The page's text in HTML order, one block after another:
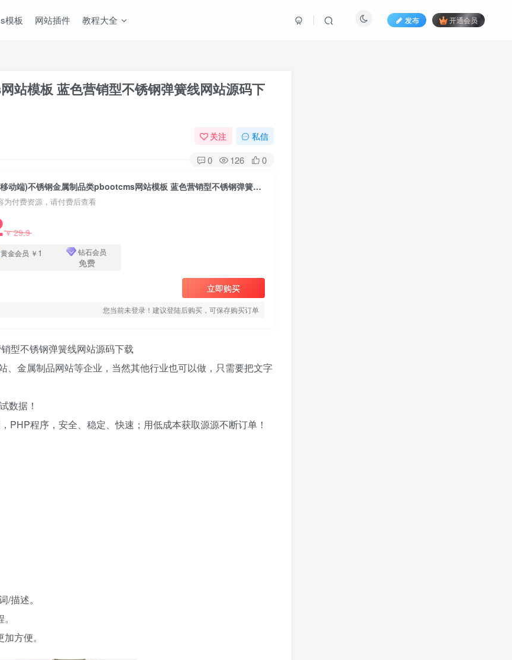
模板 网站插件 教程大全 发布 开通会员
站模板 蓝色营销型不锈钢弹簧线网站源码下
关注 私信
0 126 0
(PC+移动端)不锈钢金属制品类pbootcms网站模板 蓝色营销型不锈钢弹簧线网站源码下载
为付费资源，请付费后查看
￥29.9
黄金会员 ￥ 1 钻石会员
免费
立即购买
您当前未登录！建议登陆后购买，可保存购买订单
型不锈钢弹簧线网站源码下载
金属制品网站等企业，当然其他行业也可以做，只需要把文字
数据！
PHP程序，安全、稳定、快速；用低成本获取源源不断订单！
描述。
方便。